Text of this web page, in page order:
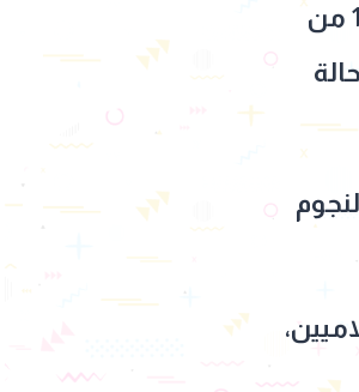
وجاء هذا القرار بسبب تزامن الموعد الأصلي مع مباراة منتخب مصر أمام الأرجنتين في دور الـ16 من